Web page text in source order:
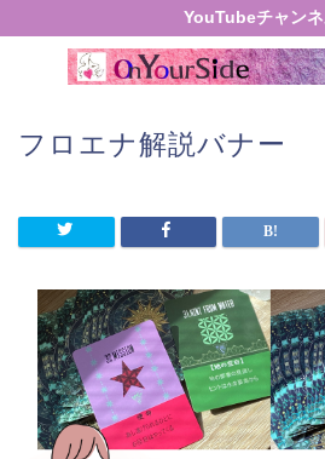
YouTubeチャン
フロエナ解説バナー